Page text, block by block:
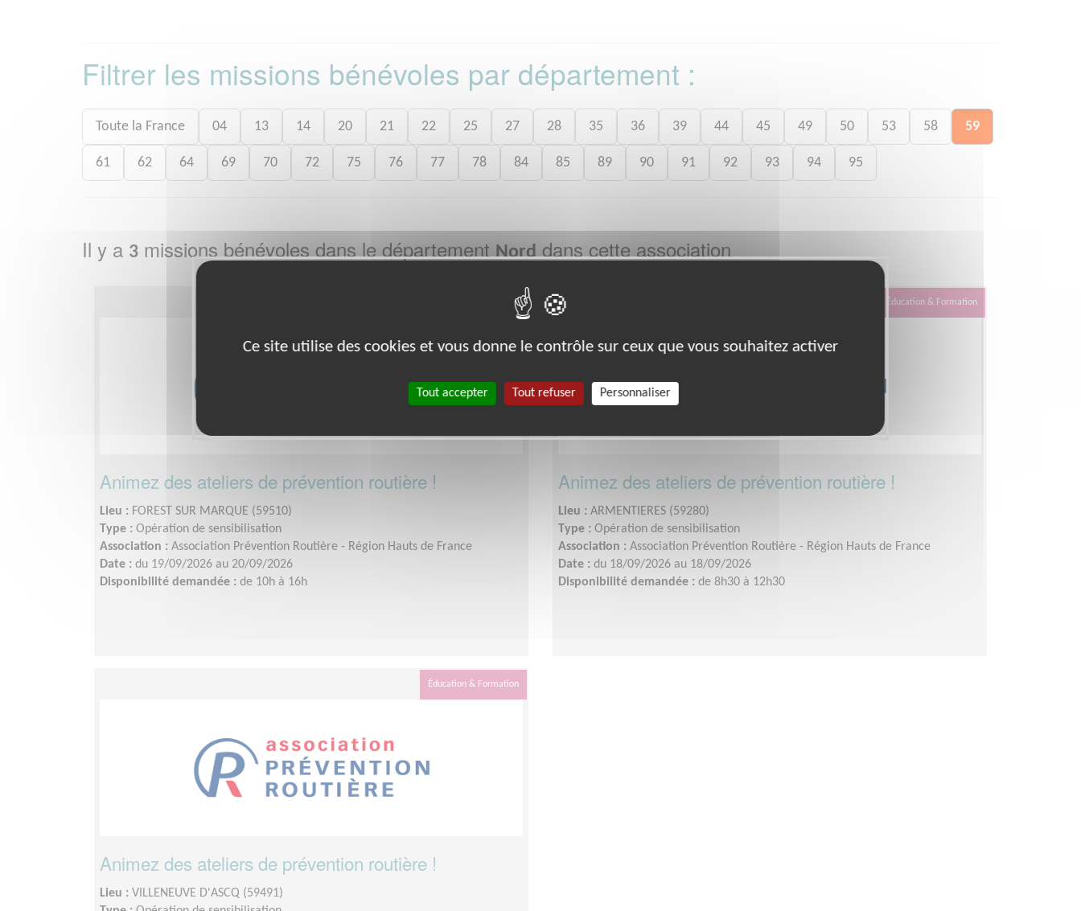
Filtrer les missions bénévoles par département :
Toute la France 04 13 14 20 21 22 25 27 28 35 36 39 44 45 49 50 53 58 59
61 62 64 69 70 72 75 76 77 78 84 85 89 90 91 92 93 94 95
Il y a 3 missions bénévoles dans le départementNorddans cette association
Éducation & Formation
Animez des ateliers de prévention routière !
Lieu : FOREST SUR MARQUE (59510)
Type : Opération de sensibilisation
Association : Association Prévention Routière - Région Hauts de France
Date : du 19/09/2026 au 20/09/2026
Disponibilité demandée : de 10h à 16h
Éducation & Formation
Animez des ateliers de prévention routière !
Lieu : ARMENTIERES (59280)
Type : Opération de sensibilisation
Association : Association Prévention Routière - Région Hauts de France
Date : du 18/09/2026 au 18/09/2026
Disponibilité demandée : de 8h30 à 12h30
Éducation & Formation
Animez des ateliers de prévention routière !
Lieu : VILLENEUVE D'ASCQ (59491)
Ce site utilise des cookies et vous donne le contrôle sur ceux que vous souhaitez activer
Tout accepter Tout refuser Personnaliser